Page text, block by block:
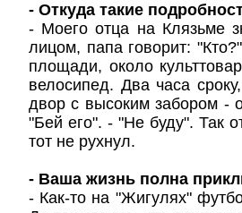
- Откуда такие
- Моего отца на Клязьме
лицом, папа говорит:
площади, около
велосипед. Два часа
двор с высоким забором -
"Бей его". - "Не буду". Так
тот не рухнул.
- Ваша жизнь полна
- Как-то на "Жигулях"